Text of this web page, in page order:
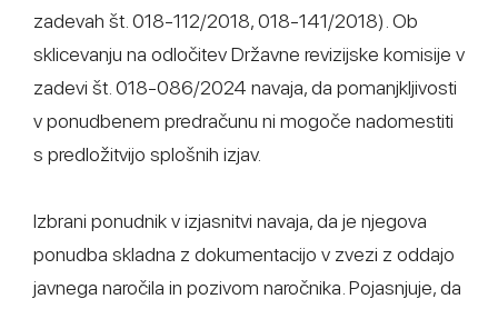
zadevah št. 018-112/2018, 018-141/2018). Ob
sklicevanju na odločitev Državne revizijske komisije v
zadevi št. 018-086/2024 navaja, da pomanjkljivosti
v ponudbenem predračunu ni mogoče nadomestiti
s predložitvijo splošnih izjav.
Izbrani ponudnik v izjasnitvi navaja, da je njegova
ponudba skladna z dokumentacijo v zvezi z oddajo
javnega naročila in pozivom naročnika. Pojasnjuje, da